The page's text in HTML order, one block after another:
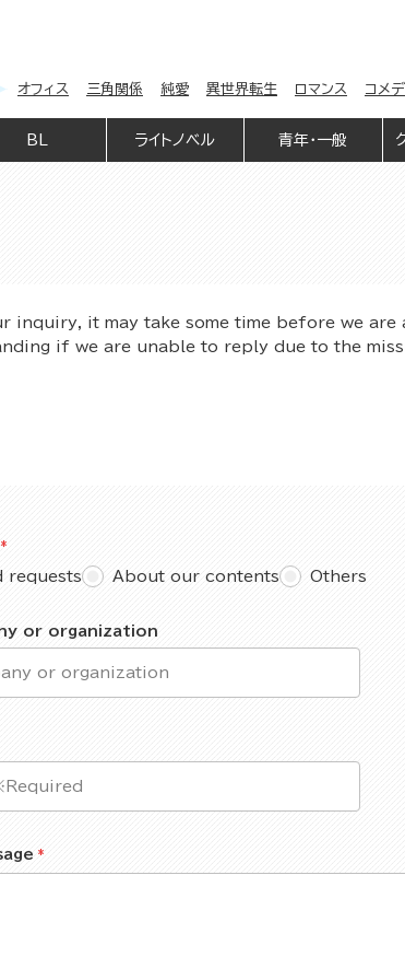
オフィス 三角関係 純愛 異世界転生 ロマンス コメデ
BL ライトノベル 青年・一般
inquiry, it may take some time before we are
if we are unable to reply due to the
requests
About our contents Others
or organization